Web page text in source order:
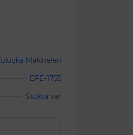
Makineleri
EFE-1755
Stokta var